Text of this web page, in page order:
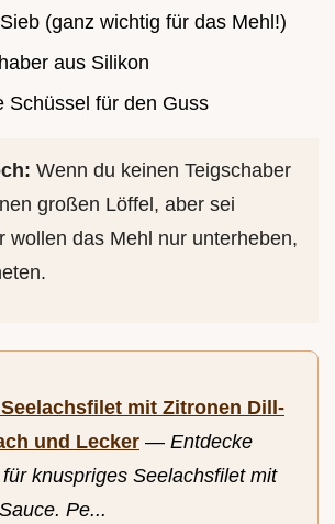
(ganz wichtig für das Mehl!)
aus Silikon
Schüssel für den Guss
Wenn du keinen Teigschaber
großen Löffel, aber sei
wollen das Mehl nur unterheben,
mit Zitronen Dill-
und Lecker — Entdecke
knuspriges Seelachsfilet mit
Pe...